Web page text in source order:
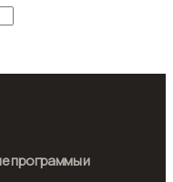
программы и